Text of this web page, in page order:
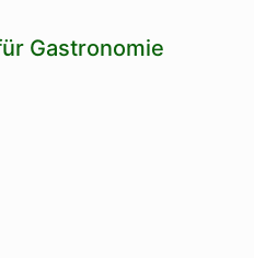
Gastronomie